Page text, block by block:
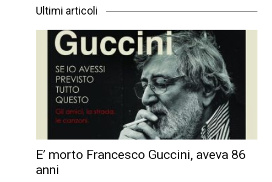
Ultimi articoli
E’ morto Francesco Guccini, aveva 86
anni